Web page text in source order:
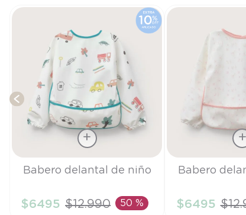
Talla
AÑADIR AL CARRITO
Babero delantal de niño
$6495 $12.990 50 %
Talla
AÑADIR
Babero
$6495 $12.